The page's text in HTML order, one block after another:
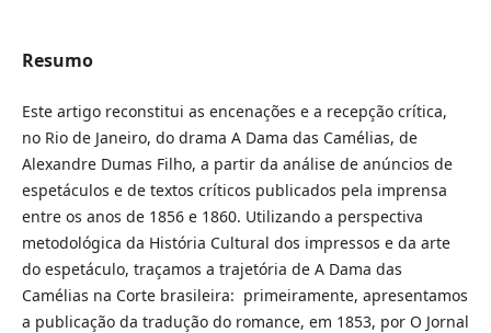
Resumo
Este artigo reconstitui as encenações e a recepção crítica,
no Rio de Janeiro, do drama A Dama das Camélias, de
Alexandre Dumas Filho, a partir da análise de anúncios de
espetáculos e de textos críticos publicados pela imprensa
entre os anos de 1856 e 1860. Utilizando a perspectiva
metodológica da História Cultural dos impressos e da arte
do espetáculo, traçamos a trajetória de A Dama das
Camélias na Corte brasileira: primeiramente, apresentamos
a publicação da tradução do romance, em 1853, por O Jornal